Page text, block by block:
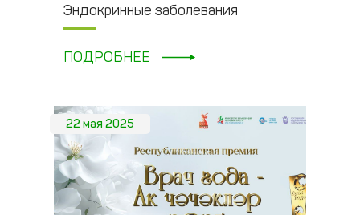
Эндокринные заболевания
ПОДРОБНЕЕ
22 мая 2025